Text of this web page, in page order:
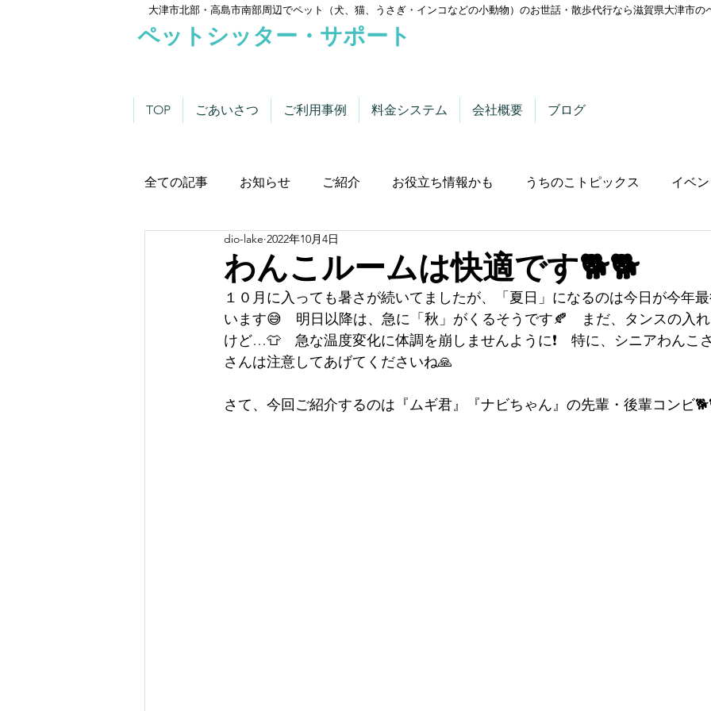
大津市北部・高島市南部周辺でペット（犬、猫、うさぎ・インコなどの小動物）のお世話・散歩代行なら滋賀県大津市
ペットシッター・サポート
TOP ごあいさつ ご利用事例 料金システム 会社概要 ブログ
全ての記事 お知らせ ご紹介 お役立ち情報かも うちのこトピックス イベ
わんこにゃんこニュース
わんこルームは快適です🐕🐕
dio-lake 2022年10月4日
１０月に入っても暑さが続いてましたが、「夏日」になるのは今日が今年
います😅　明日以降は、急に「秋」がくるそうです🍂　まだ、タンスの入
けど…👕　急な温度変化に体調を崩しませんように❗　特に、シニアわんこ
さんは注意してあげてくださいね🙏
さて、今回ご紹介するのは『ムギ君』『ナビちゃん』の先輩・後輩コンビ